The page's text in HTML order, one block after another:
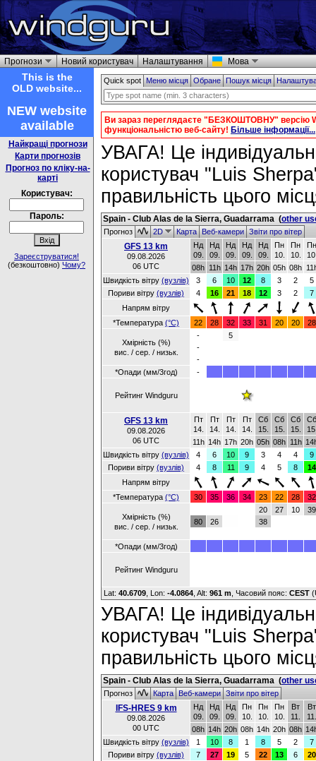
Прогнози Новий користувач Налаштування Мова
This is the
OLD website...
NEW website
available
Найкращі прогнози
Карти прогнозів
Прогноз по кліку-на-
карті
Користувач:
Пароль:
Зареєструватися!
(безкоштовно) Чому?
Quick spot Меню місцяОбранеПошук місця
Ви зараз переглядаєте "БЕЗКОШТОВНУ" версію
функціональністю веб-сайту! Більше інформації...
УВАГА! Це
користувач "Luis
правильність цього
Spain - Club Alas de la Sierra, Guadarrama (other
Прогноз 2D КартаВеб-камериЗвіти про вітер
GFS 13 km
09.08.2026
06 UTC
Нд
09.
Нд
09.
Нд
09.
Нд
09.
Нд
09.
Пн
10.
Пн
10.
Пн
08h 11h 14h 17h 20h 05h 08h
Швидкість вітру (вузлів) 3 6 10 12 8 3 2
5
Пориви вітру (вузлів) 4 16 21 18 12 3 2
7
Напрям вітру
*Температура (°C) 22 28 32 33 31 20 20 28
Хмірність (%)
вис. / сер. / низьк.
-
-
-
5
*Опади (мм/3год) -
Рейтинг Windguru
GFS 13 km
09.08.2026
06 UTC
Пт
14.
Пт
14.
Пт
14.
Пт
14.
Сб
15.
Сб
15.
Сб
15.
Сб
11h 14h 17h 20h 05h 08h 11h
Швидкість вітру (вузлів) 4 6 10 9 3 4 4
9
Пориви вітру (вузлів) 4 8 11 9 4 5 8
14
Напрям вітру
*Температура (°C) 30 35 36 34 23 22 28 32
Хмірність (%)
вис. / сер. / низьк.
80 26
20
38
27 10 39
*Опади (мм/3год)
Рейтинг Windguru
Lat: 40.6709 , Lon: -4.0864 Alt: 961 m , Часовий пояс: CEST
УВАГА! Це
користувач "Luis
правильність цього
Spain - Club Alas de la Sierra, Guadarrama (other
Прогноз КартаВеб-камериЗвіти про вітер
IFS-HRES 9 km
09.08.2026
00 UTC
Нд
09.
Нд
09.
Нд
09.
Пн
10.
Пн
10.
Пн
10.
Вт
11.
Вт
11.
08h 14h 20h 08h 14h 20h 08h
Швидкість вітру (вузлів) 1 10 8 1 8 5 2
7
Пориви вітру (вузлів) 7 27 19 5 22 13 6
20